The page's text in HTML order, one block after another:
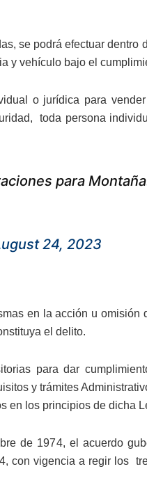
se podrá efectuar dentro
y vehículo bajo el
o jurídica para
toda persona
para
24, 2023
en la acción u
el delito.
para dar
y trámites
en los principios de dicha
de 1974, el acuerdo
con vigencia a regir los